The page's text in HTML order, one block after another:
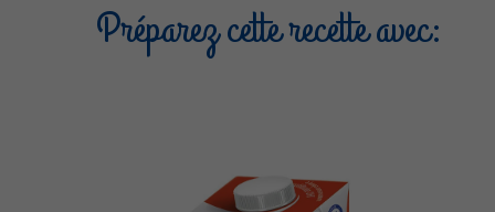
Préparez cette recette avec: